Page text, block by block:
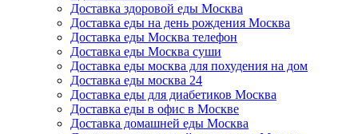
Доставка здоровой еды Москва
Доставка еды на день рождения Москва
Доставка еды Москва телефон
Доставка еды Москва суши
Доставка еды москва для похудения на дом
Доставка еды москва 24
Доставка еды для диабетиков Москва
Доставка еды в офис в Москве
Доставка домашней еды Москва